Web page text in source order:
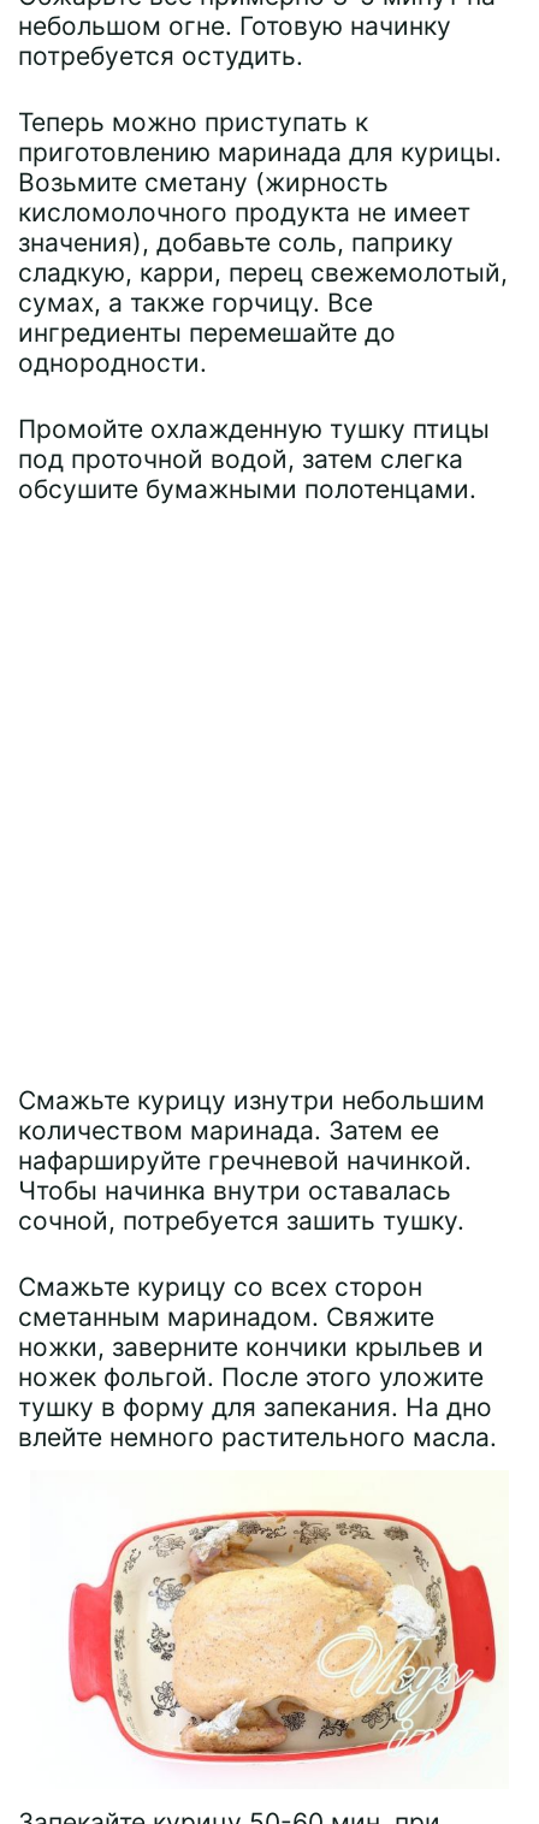
небольшом огне. Готовую начинку
потребуется остудить.
Теперь можно приступать к
приготовлению маринада для курицы.
Возьмите сметану (жирность
кисломолочного продукта не имеет
значения), добавьте соль, паприку
сладкую, карри, перец свежемолотый,
сумах, а также горчицу. Все
ингредиенты перемешайте до
однородности.
Промойте охлажденную тушку птицы
под проточной водой, затем слегка
обсушите бумажными полотенцами.
Смажьте курицу изнутри небольшим
количеством маринада. Затем ее
нафаршируйте гречневой начинкой.
Чтобы начинка внутри оставалась
сочной, потребуется зашить тушку.
Смажьте курицу со всех сторон
сметанным маринадом. Свяжите
ножки, заверните кончики крыльев и
ножек фольгой. После этого уложите
тушку в форму для запекания. На дно
влейте немного растительного масла.